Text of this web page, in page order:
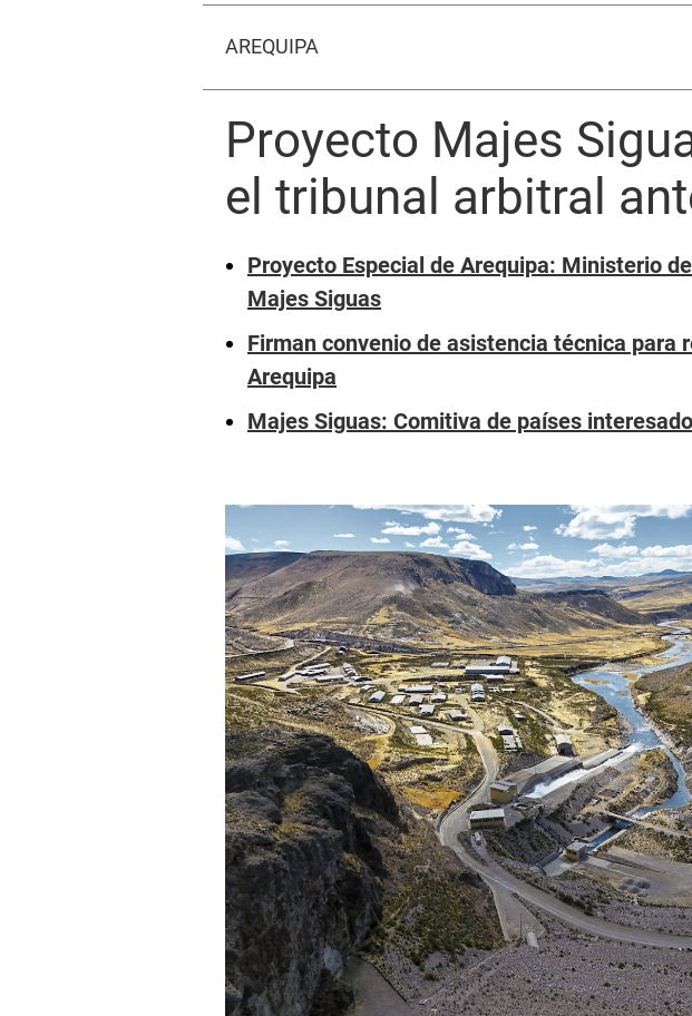
AREQUIPA
Proyecto Majes
el tribunal arbitral
Proyecto Especial de Arequipa: Ministerio
Majes Siguas
Firman convenio de asistencia técnica
Arequipa
Majes Siguas: Comitiva de países